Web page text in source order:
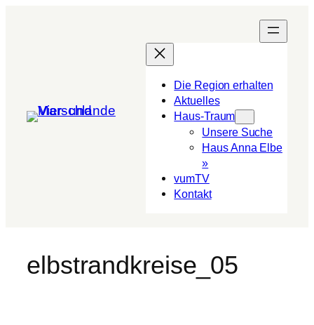
Die Region erhalten
Aktuelles
Haus-Traum
Unsere Suche
Haus Anna Elbe
»
vumTV
Kon­takt
elbstrandkreise_05